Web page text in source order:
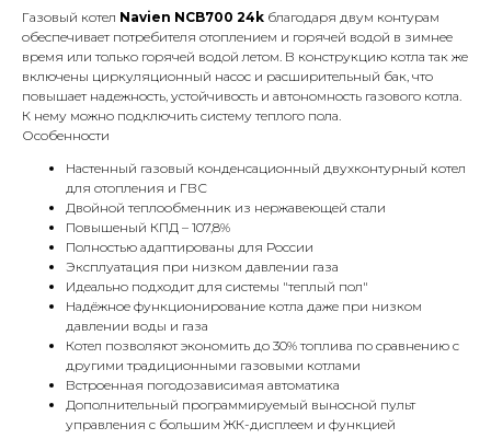
Газовый котел Navien NCB700 24k благодаря двум контурам
обеспечивает потребителя отоплением и горячей водой в зимнее
время или только горячей водой летом. В конструкцию котла так же
включены циркуляционный насос и расширительный бак, что
повышает надежность, устойчивость и автономность газового котла.
К нему можно подключить систему теплого пола.
Особенности
Настенный газовый конденсационный двухконтурный котел
для отопления и ГВС
Двойной теплообменник из нержавеющей стали
Повышеный КПД – 107,8%
Полностью адаптированы для России
Эксплуатация при низком давлении газа
Идеально подходит для системы "теплый пол"
Надёжное функционирование котла даже при низком
давлении воды и газа
Котел позволяют экономить до 30% топлива по сравнению с
другими традиционными газовыми котлами
Встроенная погодозависимая автоматика
Дополнительный программируемый выносной пульт
управления с большим ЖК-дисплеем и функцией
КОНТАКТЫ